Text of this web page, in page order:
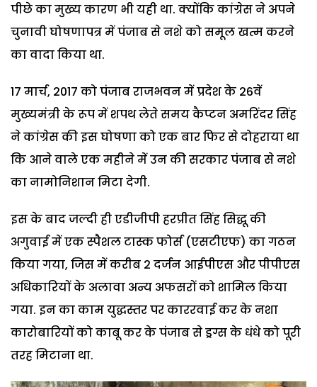
पीछे का मुख्य कारण भी यही था. क्योंकि कांग्रेस ने अपने
चुनावी घोषणापत्र में पंजाब से नशे को समूल खत्म करने
का वादा किया था.
17 मार्च, 2017 को पंजाब राजभवन में प्रदेश के 26वें
मुख्यमंत्री के रूप में शपथ लेते समय कैप्टन अमरिंदर सिंह
ने कांग्रेस की इस घोषणा को एक बार फिर से दोहराया था
कि आने वाले एक महीने में उन की सरकार पंजाब से नशे
का नामोनिशान मिटा देगी.
इस के बाद जल्दी ही एडीजीपी हरप्रीत सिंह सिद्धू की
अगुवाई में एक स्पैशल टास्क फोर्स (एसटीएफ) का गठन
किया गया, जिस में करीब 2 दर्जन आईपीएस और पीपीएस
अधिकारियों के अलावा अन्य अफसरों को शामिल किया
गया. इन का काम युद्धस्तर पर काररवाई कर के नशा
कारोबारियों को काबू कर के पंजाब से ड्रग्स के धंधे को पूरी
तरह मिटाना था.